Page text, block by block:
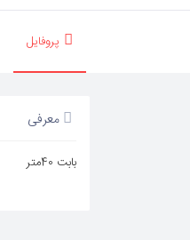
پروفایل
معرفی
بابت 40متر